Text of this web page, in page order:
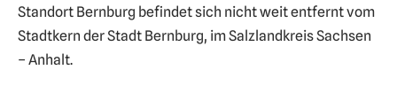
Standort Bernburg befindet sich nicht weit entfernt vom
Stadtkern der Stadt Bernburg, im Salzlandkreis Sachsen
– Anhalt.